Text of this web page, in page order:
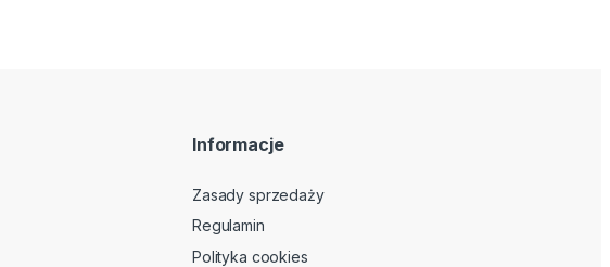
Informacje
Zasady sprzedaży
Regulamin
Polityka cookies